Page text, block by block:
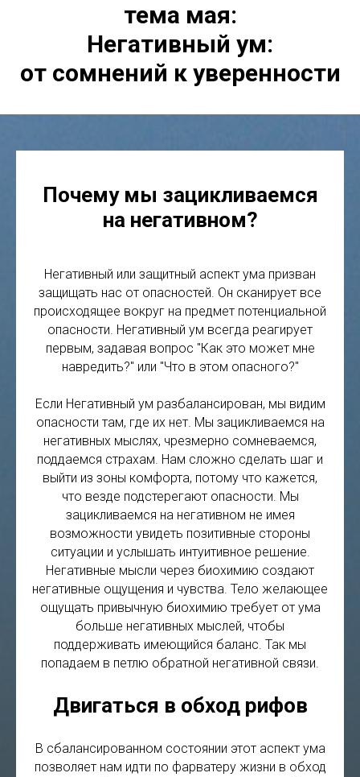
тема мая:
Негативный ум:
от сомнений к уверенности
Почему мы зацикливаемся
на негативном?
Негативный или защитный аспект ума призван
защищать нас от опасностей. Он сканирует все
происходящее вокруг на предмет потенциальной
опасности. Негативный ум всегда реагирует
первым, задавая вопрос "Как это может мне
навредить?" или "Что в этом опасного?"
Если Негативный ум разбалансирован, мы видим
опасности там, где их нет. Мы зацикливаемся на
негативных мыслях, чрезмерно сомневаемся,
поддаемся страхам. Нам сложно сделать шаг и
выйти из зоны комфорта, потому что кажется,
что везде подстерегают опасности. Мы
зацикливаемся на негативном не имея
возможности увидеть позитивные стороны
ситуации и услышать интуитивное решение.
Негативные мысли через биохимию создают
негативные ощущения и чувства. Тело желающее
ощущать привычную биохимию требует от ума
больше негативных мыслей, чтобы
поддерживать имеющийся баланс. Так мы
попадаем в петлю обратной негативной связи.
Двигаться в обход рифов
В сбалансированном состоянии этот аспект ума
позволяет нам идти по фарватеру жизни в обход